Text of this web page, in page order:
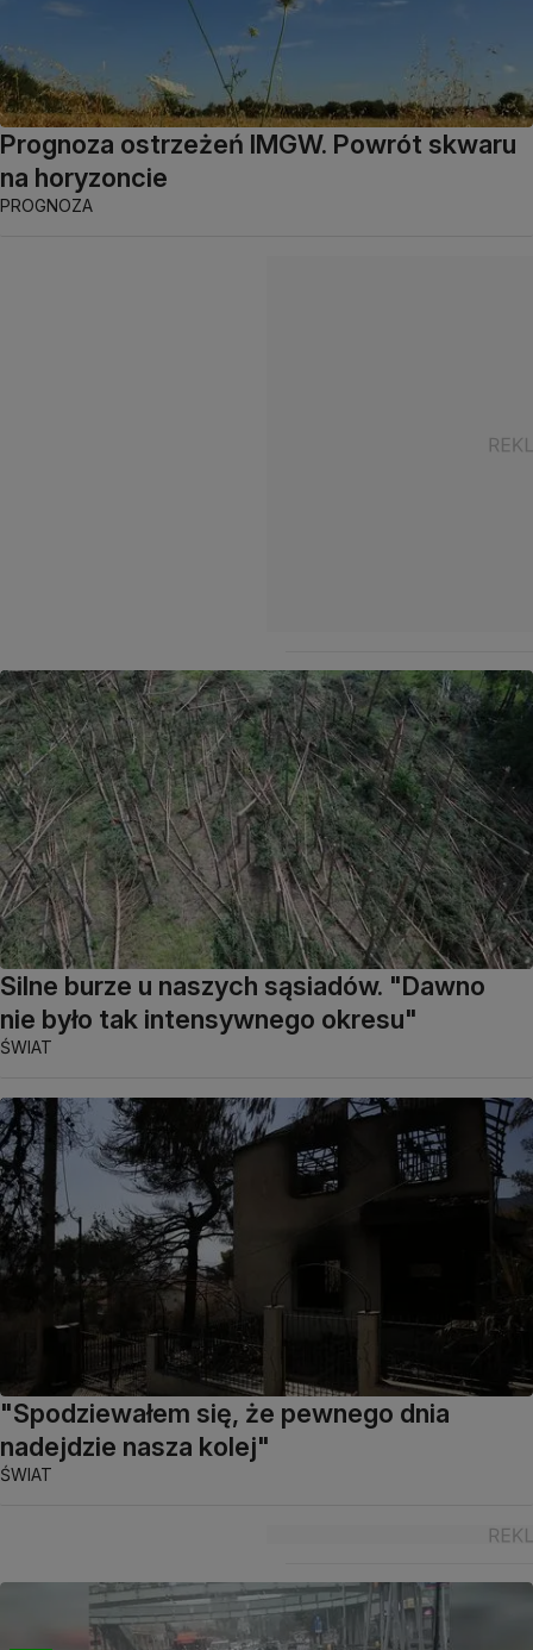
Prognoza ostrzeżeń IMGW. Powrót skwaru
na horyzoncie
PROGNOZA
Silne burze u naszych sąsiadów. "Dawno
nie było tak intensywnego okresu"
ŚWIAT
"Spodziewałem się, że pewnego dnia
nadejdzie nasza kolej"
ŚWIAT